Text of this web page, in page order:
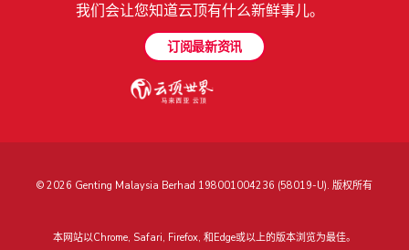
我们会让您知道云顶有什么新鲜事儿。
订阅最新资讯
© 2026 Genting Malaysia Berhad 198001004236 (58019-U). 版权所有
本网站以Chrome, Safari, Firefox, 和Edge或以上的版本浏览为最佳。